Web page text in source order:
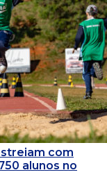
com
alunos no